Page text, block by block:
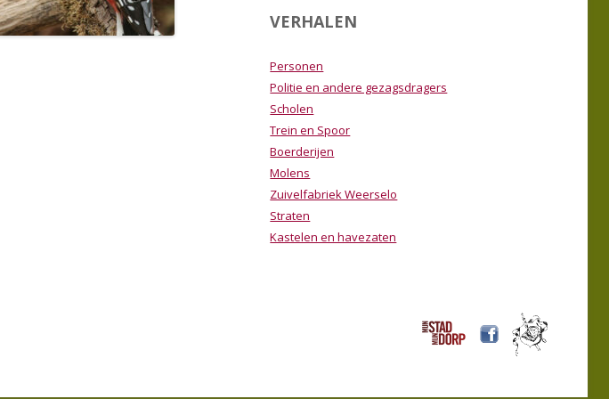
VERHALEN
Personen
Politie en andere gezagsdragers
Scholen
Trein en Spoor
Boerderijen
Molens
Zuivelfabriek Weerselo
Straten
Kastelen en havezaten